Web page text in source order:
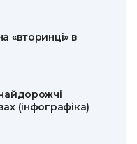
«вторинці» в
(інфографіка)